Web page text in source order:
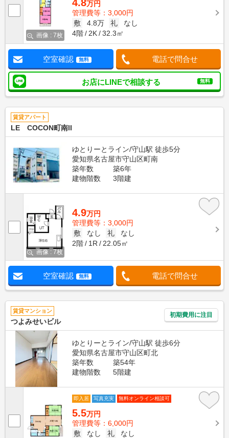
画像 : 7枚
4.8万円
管理費等：3,000円
敷
4.8万 礼
なし
4階
2K 32.3㎡
空室確認 無料 電話で問合せ
お店にLINEで相談する 無料
賃貸アパート
LE COCON町南II
ゆとりーとライン/守山駅 徒歩5分
愛知県名古屋市守山区町南
築年数
築6年
建物階数
3階建
画像 : 7枚
4.9万円
管理費等：3,000円
敷
なし 礼
なし
2階
1R 22.05㎡
空室確認 無料 電話で問合せ
賃貸マンション
つよみせいビル
初期費用に注目
ゆとりーとライン/守山駅 徒歩6分
愛知県名古屋市守山区町北
築年数
築54年
建物階数
5階建
即入居 写真充実 無料オンライン相談可
5.5万円
管理費等：6,000円
敷
なし 礼
なし